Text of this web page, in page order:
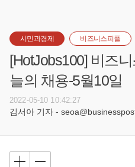
시민과경제 비즈니스피플
[HotJobs100] 비즈
늘의 채용-5월10일
2022-05-10 10:42:27
김서아 기자 -